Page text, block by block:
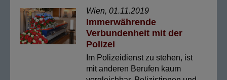
Wien, 01.11.2019
Immerwährende
Verbundenheit mit der
Polizei
Im Polizeidienst zu stehen, ist
mit anderen Berufen kaum